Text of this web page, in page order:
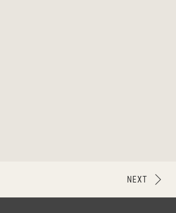
NEXT